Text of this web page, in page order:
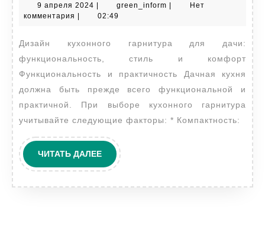
гарнитура
дачи
9 апреля 2024 9
апреля
green_inform green_inform
Нет
комментария
02:49
Дизайн кухонного гарнитура для дачи:
функциональность, стиль и комфорт
Функциональность и практичность Дачная кухня
должна быть прежде всего функциональной и
практичной. При выборе кухонного гарнитура
учитывайте следующие факторы: * Компактность:
ЧИТАТЬ ДАЛЕЕЧИТАТЬ
ДАЛЕЕ